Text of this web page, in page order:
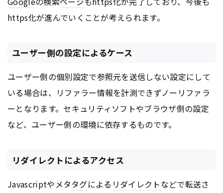
https化が進んでいくことが考えられます。
ユーザー側の設定によるケース
ユーザー側の個別設定で参照元を送信しない設定にして
いる場合は、リファラー情報を計測できずノーリファラ
ーとなります。セキュリティソフトやブラウザ側の設定
など、ユーザー側の環境に依存するものです。
リダイレクトによるアクセス
Javascriptやメタタグによる リダイレクトなどで転送さ